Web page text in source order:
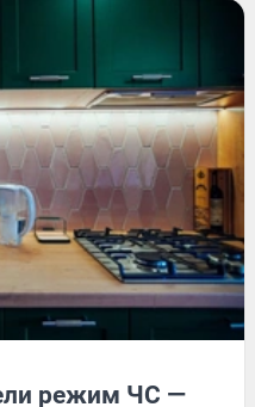
режим ЧС —